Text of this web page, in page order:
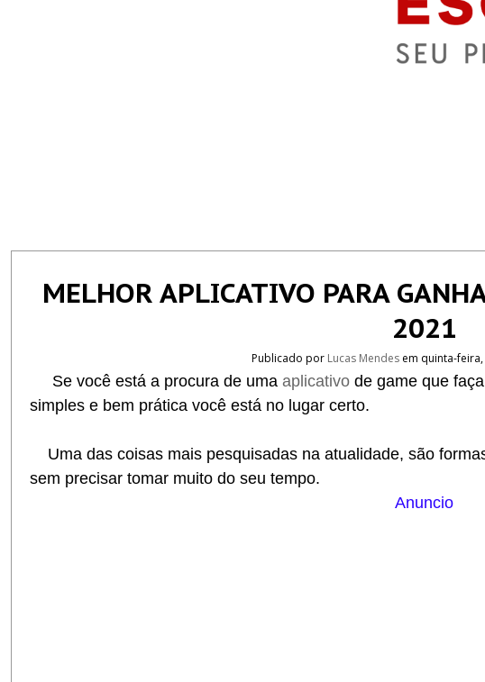
MELHOR APLICATIVO PARA
2021
Publicado por Lucas Mendes em quinta-
Se você está a procura de uma aplicativo de game que
simples e bem prática você está no lugar certo.
Uma das coisas mais pesquisadas na atualidade, são
sem precisar tomar muito do seu tempo.
Anuncio